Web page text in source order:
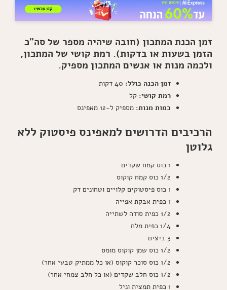
זמן הכנת המתכון (חובה שיהיה מספר של סה"כ
הזמן בשעות או בדקות). רמת קושי של המתכון,
ולכמה מנות או אנשים המתכון מספיק.
זמן הכנה כולל:
רמת קושי: קל
כמות מנות: מספיק ל-12 מאפינס
הרכיבים הדרושים למאפינס פיסטוק ללא
גלוטן
1 כוס קמח שקדים
1/2 כוס קמח קוקוס
1 כוס פיסטוקים קלויים וטחונים דק
1 כפית אבקת אפייה
1/2 כפית סודה לשתייה
1/4 כפית מלח
3 ביצים
1/2 כוס שמן קוקוס מומס
1/2 כוס סוכר קוקוס (או כל ממתיק טבעי אחר)
1/2 כוס חלב שקדים (או כל חלב צמחי אחר)
1 כפית תמצית וניל